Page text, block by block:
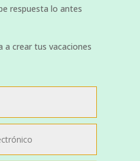
respuesta lo antes
a crear tus vacaciones